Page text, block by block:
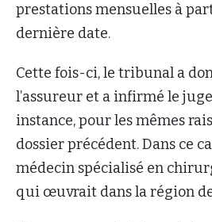
prestations mensuelles à
dernière date.
Cette fois-ci, le tribunal a
l’assureur et a infirmé le
instance, pour les mêmes
dossier précédent. Dans ce
médecin spécialisé en
qui œuvrait dans la région